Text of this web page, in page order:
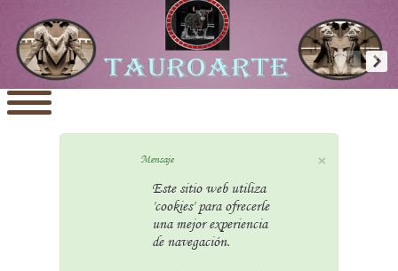
×
Mensaje
Este sitio web utiliza
'cookies' para ofrecerle
una mejor experiencia
de navegación.